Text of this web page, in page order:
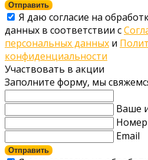
Отправить
Я даю согласие на
данных в соответствии с
персональных данных и
конфиденциальности
Участвовать в акции
Заполните форму, мы
Ваше
Email
Отправить